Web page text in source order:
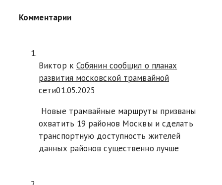
Комментарии
Виктор к Собянин сообщил о планах
развития московской трамвайной
сети01.05.2025
Новые трамвайные маршруты призваны
охватить 19 районов Москвы и сделать
транспортную доступность жителей
данных районов существенно лучше